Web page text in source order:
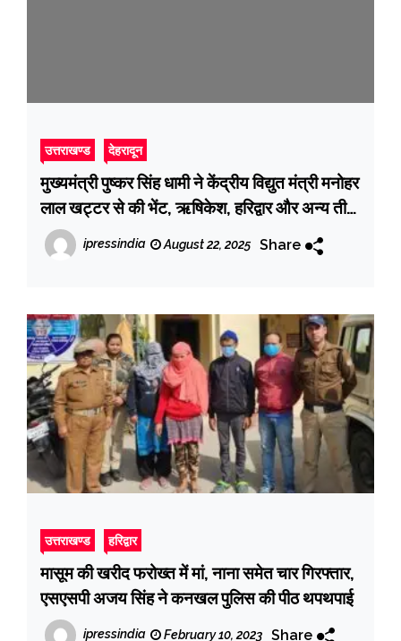
उत्तराखण्ड देहरादून
मुख्यमंत्री पुष्कर सिंह धामी ने केंद्रीय विद्युत मंत्री मनोहर
लाल खट्टर से की भेंट, ऋषिकेश, हरिद्वार और अन्य तीर्थ
क्षेत्रों में आगामी कुंभ 2027 को ध्यान में रखते हुए
बुनियादी ढांचे के विकास तथा आवास योजनाओं से जुड़े
ipressindia August 22, 2025 Share
उत्तराखण्ड हरिद्वार
मासूम की खरीद फरोख्त में मां, नाना समेत चार गिरफ्तार,
एसएसपी अजय सिंह ने कनखल पुलिस की पीठ थपथपाई
ipressindia February 10, 2023 Share